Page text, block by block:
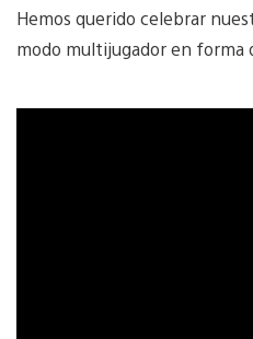
Hemos querido celebrar
modo multijugador en forma